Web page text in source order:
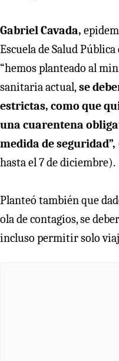
Gabriel Cavada,
Escuela de Salud
“hemos planteado al
sanitaria actual,se
estrictas, como que
una cuarentena
medida de seguridad”,
hasta el 7 de diciembre).
Planteó también que
ola de contagios, se
incluso permitir solo